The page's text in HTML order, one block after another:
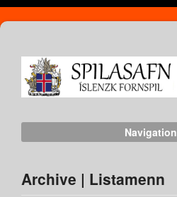
Navigation
Archive | Listamenn